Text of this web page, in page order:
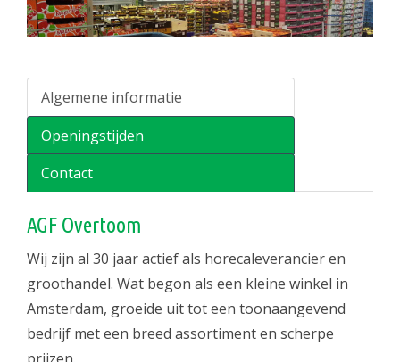
Algemene informatie
Openingstijden
Contact
AGF Overtoom
Wij zijn al 30 jaar actief als horecaleverancier en
groothandel. Wat begon als een kleine winkel in
Amsterdam, groeide uit tot een toonaangevend
bedrijf met een breed assortiment en scherpe